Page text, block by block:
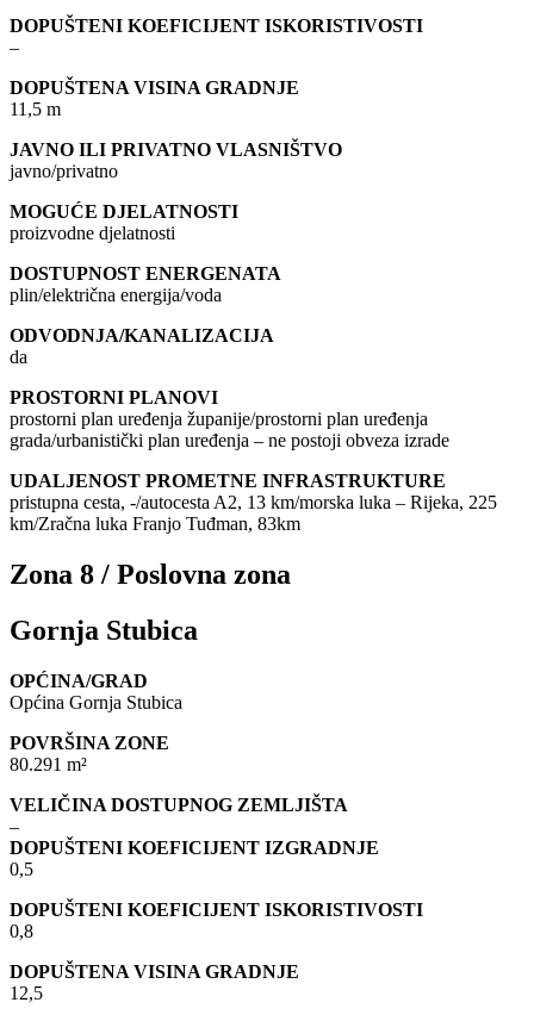
DOPUŠTENI KOEFICIJENT ISKORISTIVOSTI
–
DOPUŠTENA VISINA GRADNJE
11,5 m
JAVNO ILI PRIVATNO VLASNIŠTVO
javno/privatno
MOGUĆE DJELATNOSTI
proizvodne djelatnosti
DOSTUPNOST ENERGENATA
plin/električna energija/voda
ODVODNJA/KANALIZACIJA
da
PROSTORNI PLANOVI
prostorni plan uređenja županije/prostorni plan uređenja
grada/urbanistički plan uređenja – ne postoji obveza izrade
UDALJENOST PROMETNE INFRASTRUKTURE
pristupna cesta, -/autocesta A2, 13 km/morska luka – Rijeka, 225
km/Zračna luka Franjo Tuđman, 83km
Zona 8 / Poslovna zona
Gornja Stubica
OPĆINA/GRAD
Općina Gornja Stubica
POVRŠINA ZONE
80.291 m²
VELIČINA DOSTUPNOG ZEMLJIŠTA
–
DOPUŠTENI KOEFICIJENT IZGRADNJE
0,5
DOPUŠTENI KOEFICIJENT ISKORISTIVOSTI
0,8
DOPUŠTENA VISINA GRADNJE
12,5